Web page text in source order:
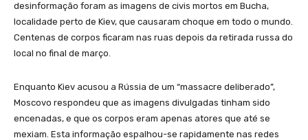
desinformação foram as imagens de civis mortos em Bucha,
localidade perto de Kiev, que causaram choque em todo o mundo.
Centenas de corpos ficaram nas ruas depois da retirada russa do
local no final de março.
Enquanto Kiev acusou a Rússia de um “massacre deliberado”,
Moscovo respondeu que as imagens divulgadas tinham sido
encenadas, e que os corpos eram apenas atores que até se
mexiam. Esta informação espalhou-se rapidamente nas redes